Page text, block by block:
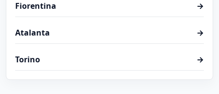
Fiorentina →
Atalanta →
Torino →